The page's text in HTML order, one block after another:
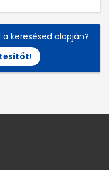
keresésed alapján?